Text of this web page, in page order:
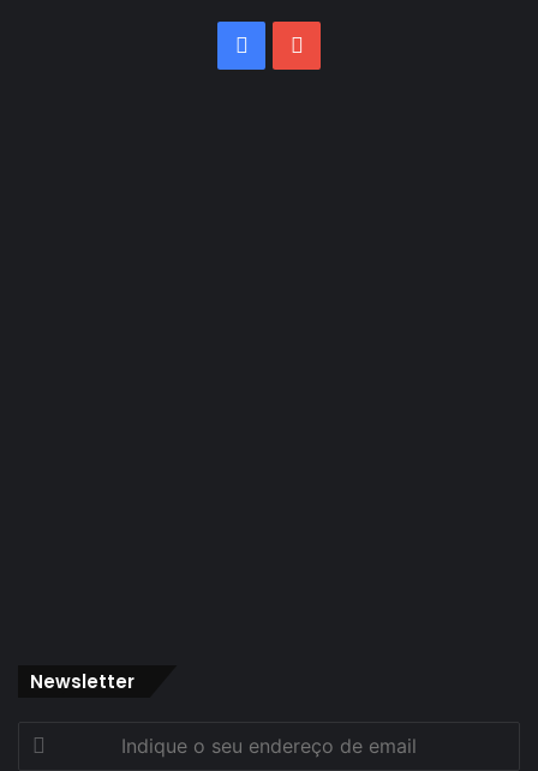
Facebook
Newsletter